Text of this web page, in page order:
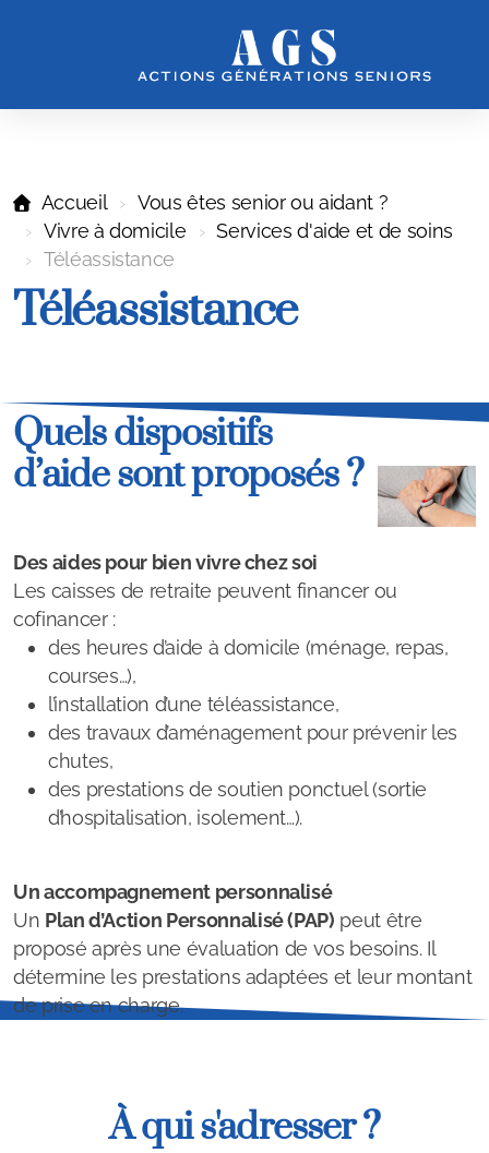
Accueil
Vous êtes senior ou aidant ?
Vivre à domicile
Services d'aide et de soins
Téléassistance
Téléassistance
Quels dispositifs
d’aide sont proposés ?
Des aides pour bien vivre chez soi
Les caisses de retraite peuvent financer ou
cofinancer :
des heures d’aide à domicile (ménage, repas,
courses…),
l’installation d’une téléassistance,
des travaux d’aménagement pour prévenir les
chutes,
des prestations de soutien ponctuel (sortie
d’hospitalisation, isolement…).
Un accompagnement personnalisé
Un Plan d’Action Personnalisé (PAP) peut être
proposé après une évaluation de vos besoins. Il
détermine les prestations adaptées et leur montant
de prise en charge.
À qui s'adresser ?
Notre Association
Programme Agir âgé
RESLEN
Alimentation, plaisir, santé et petit budget
Géront'O Sport
Vivre à domicile
APA
Aides des caisses de retraite
Portage de repas